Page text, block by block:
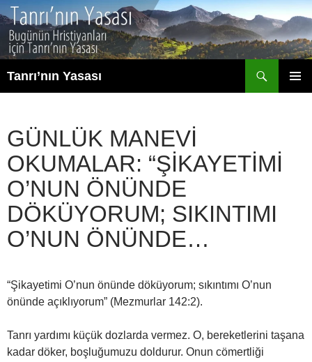
İçeriğe
atla
Tanrı’nın Yasası
GÜNLÜK MANEVI
OKUMALAR: “ŞIKAYETIMI
O’NUN ÖNÜNDE
DÖKÜYORUM; SIKINTIMI
O’NUN ÖNÜNDE…
“Şikayetimi O’nun önünde döküyorum; sıkıntımı O’nun
önünde açıklıyorum” (Mezmurlar 142:2).
Tanrı yardımı küçük dozlarda vermez. O, bereketlerini taşana
kadar döker, boşluğumuzu doldurur. Onun cömertliği